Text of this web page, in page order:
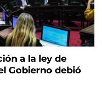
a la ley de
Gobierno debió